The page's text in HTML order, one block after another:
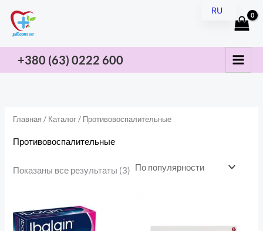
содержимому
+380 (63) 0222 600
Главная / Каталог/ Противовоспалительные
Противовоспалительные
Показаны все результаты (3)
RU